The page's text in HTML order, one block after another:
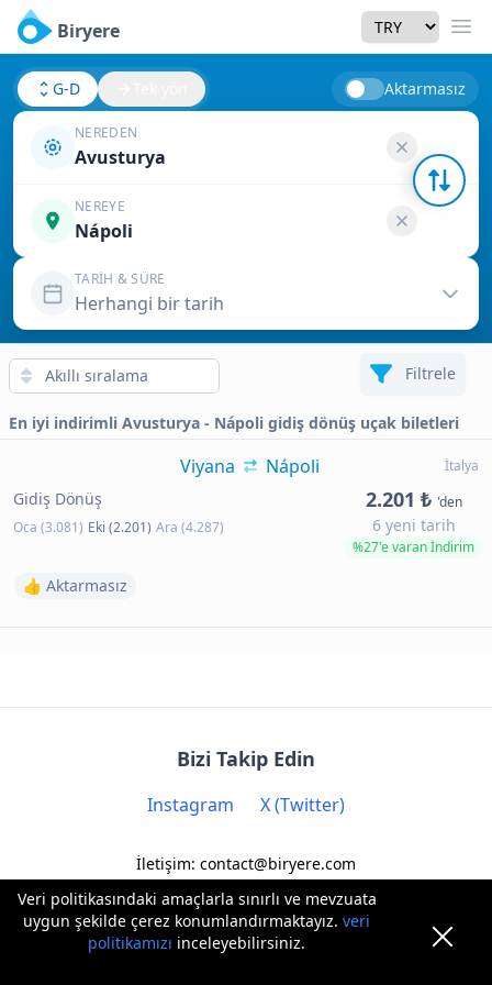
Veri politikasındaki amaçlarla sınırlı ve mevzuata
uygun şekilde çerez konumlandırmaktayız.veri
politikamızı inceleyebilirsiniz.
Biryere Currency
G-D Aktarmasız
NEREDEN
Avusturya
NEREYE
Nápoli
TARIH & SÜRE
Herhangi bir tarih
Filtrele
En iyi indirimli Avusturya - Nápoli gidiş dönüş uçak biletleri
İtalya
Viyana Nápoli
Gidiş Dönüş
Oca (3.081) Eki (2.201) Ara (4.287)
2.201 ₺ 'den
6 yeni tarih
%27'e varan İndirim
👍 Aktarmasız
Bizi Takip Edin
Instagram X (Twitter)
İletişim: contact@biryere.com